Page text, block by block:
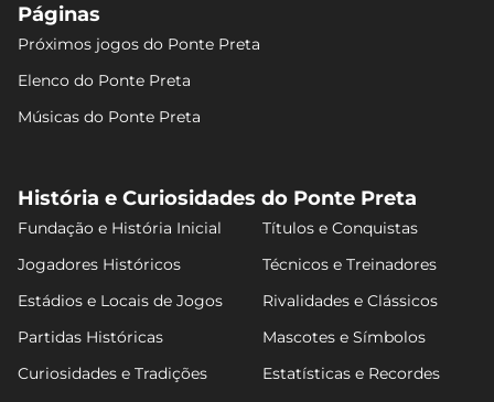
Páginas
Próximos jogos do Ponte Preta
Elenco do Ponte Preta
Músicas do Ponte Preta
História e Curiosidades do Ponte Preta
Fundação e História Inicial
Títulos e Conquistas
Jogadores Históricos
Técnicos e Treinadores
Estádios e Locais de Jogos
Rivalidades e Clássicos
Partidas Históricas
Mascotes e Símbolos
Curiosidades e Tradições
Estatísticas e Recordes